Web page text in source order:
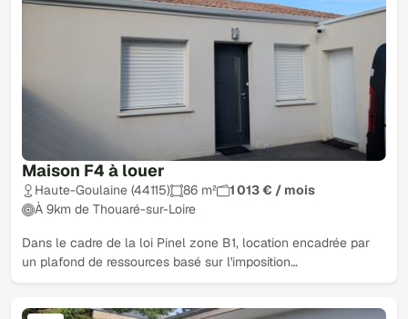
Maison F4 à louer
Haute-Goulaine (44115) 86 m²
1 013 € / mois
À 9km de Thouaré-sur-Loire
Dans le cadre de la loi Pinel zone B1, location encadrée par
un plafond de ressources basé sur l'imposition…